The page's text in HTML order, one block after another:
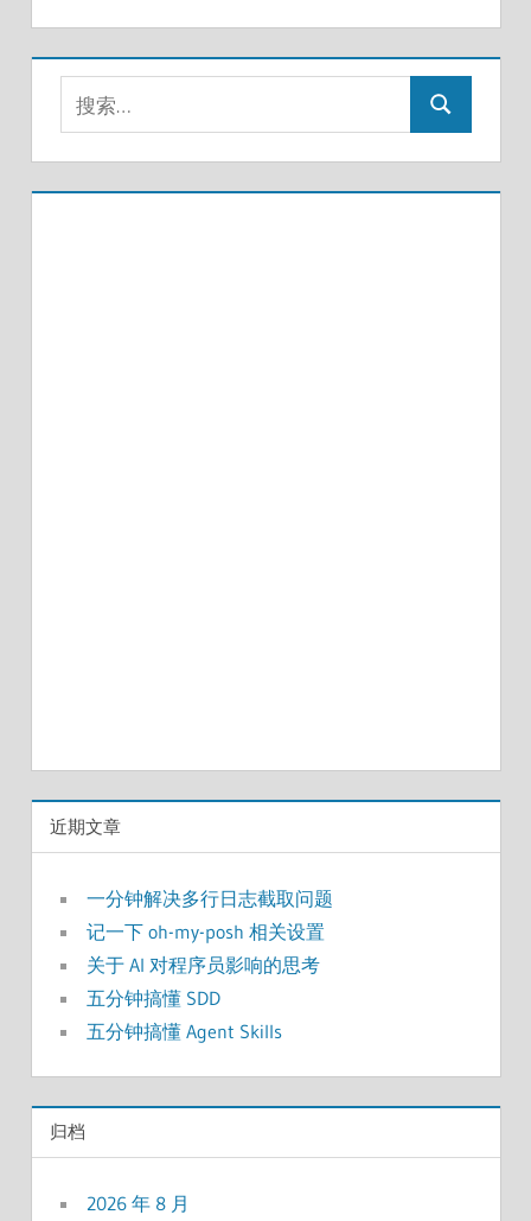
索：
搜
近期文章
一分钟解决多行日志截取问题
记一下 oh-my-posh 相关设置
关于 AI 对程序员影响的思考
五分钟搞懂 SDD
五分钟搞懂 Agent Skills
归档
2026 年 8 月